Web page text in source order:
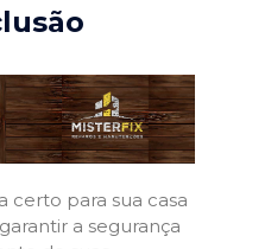
certo para sua casa
a segurança